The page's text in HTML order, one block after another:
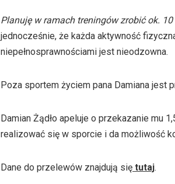
Planuję w ramach treningów zrobić ok.
jednocześnie, że każda aktywność
niepełnosprawnościami jest nieodzowna.
Poza sportem życiem pana Damiana jest
Damian Żądło apeluje o przekazanie mu
realizować się w sporcie i da możliwość
Dane do przelewów znajdują się tutaj.